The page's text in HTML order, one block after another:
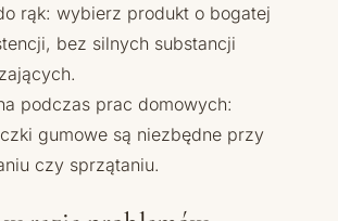
rąk: wybierz produkt o bogatej
bez silnych substancji
podczas prac domowych:
gumowe są niezbędne przy
czy sprzątaniu.